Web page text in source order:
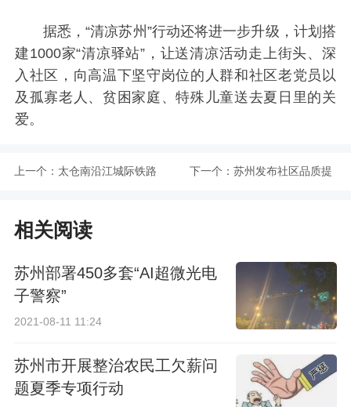
据悉，“清凉苏州”行动还将进一步升级，计划搭
建1000家“清凉驿站”，让送清凉活动走上街头、深
入社区，向高温下坚守岗位的人群和社区老党员以
及孤寡老人、贫困家庭、特殊儿童送去夏日里的关
爱。
上一个： 太仓南沿江城际铁路 下一个： 苏州发布社区品质提
相关阅读
苏州部署450多套“AI超微光电
子警察”
2021-08-11 11:24
苏州市开展整治农民工欠薪问
题夏季专项行动